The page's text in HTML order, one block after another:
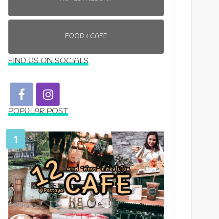
FOOD & CAFE
FIND US ON SOCIALS
POPULAR POST
1